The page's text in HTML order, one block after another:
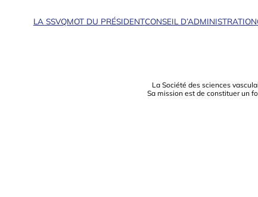
LA SSVQMOT DU PRÉSIDENTCONSEIL D’ADMINISTRATION
La Société des sciences
Sa mission est de constituer un